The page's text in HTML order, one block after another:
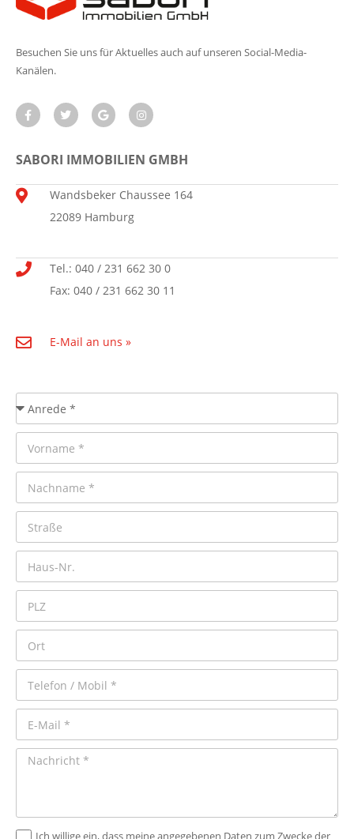
Besuchen Sie uns für Aktuelles auch auf unseren Social-Media-
Kanälen.
SABORI IMMOBILIEN GMBH
Wandsbeker Chaussee 164
22089 Hamburg
Tel.: 040 / 231 662 30 0
Fax: 040 / 231 662 30 11
E-Mail an uns »
Ich willige ein, dass meine angegebenen Daten zum Zwecke der